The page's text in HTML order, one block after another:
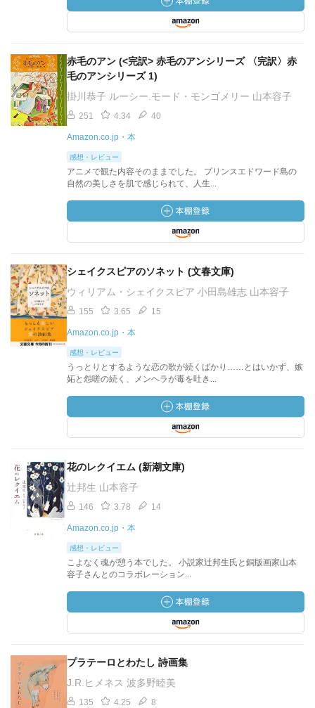
赤毛のアン (<完訳> 赤毛のアンシリーズ 〈完訳〉赤
毛のアンシリーズ 1)
掛川恭子 ルーシー.モード・モンゴメリー 山本容子
251 4.34 40
Amazon.co.jp・本
感想・レビュー
アニメで観た内容そのままでした。 プリンスエドワード島の
自然の美しさを肌で感じられて、人生...
シェイクスピアのソネット (文春文庫)
ウィリアム・シェイクスピア 小田島雄志 山本容子
155 3.65 15
Amazon.co.jp・本
感想・レビュー
うっとりとするような恋の歌が続くばかり……とはいかず、嫉
妬と怨嗟の続く、メンヘラが毒を吐き...
花のレクイエム (新潮文庫)
辻邦生 山本容子
146 3.78 14
Amazon.co.jp・本
感想・レビュー
こよなく魂が憩う本でした。 小説家辻邦生氏と銅版画家山本
容子さんとのコラボレーション...
プラテーロとわたし 詩画集
J.R.ヒメネス 波多野睦美
135 4.25 8